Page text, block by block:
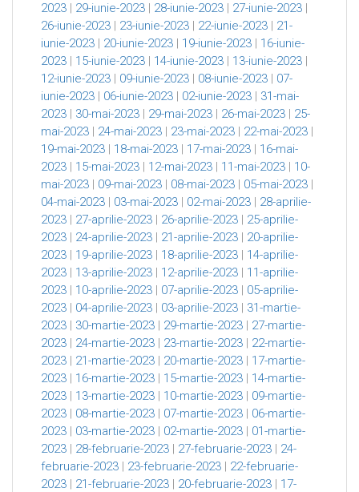
2023 | 29-iunie-2023 | 28-iunie-2023 | 27-iunie-2023 |
26-iunie-2023 | 23-iunie-2023 | 22-iunie-2023 | 21-
iunie-2023 | 20-iunie-2023 | 19-iunie-2023 | 16-iunie-
2023 | 15-iunie-2023 | 14-iunie-2023 | 13-iunie-2023 |
12-iunie-2023 | 09-iunie-2023 | 08-iunie-2023 | 07-
iunie-2023 | 06-iunie-2023 | 02-iunie-2023 | 31-mai-
2023 | 30-mai-2023 | 29-mai-2023 | 26-mai-2023 | 25-
mai-2023 | 24-mai-2023 | 23-mai-2023 | 22-mai-2023 |
19-mai-2023 | 18-mai-2023 | 17-mai-2023 | 16-mai-
2023 | 15-mai-2023 | 12-mai-2023 | 11-mai-2023 | 10-
mai-2023 | 09-mai-2023 | 08-mai-2023 | 05-mai-2023 |
04-mai-2023 | 03-mai-2023 | 02-mai-2023 | 28-aprilie-
2023 | 27-aprilie-2023 | 26-aprilie-2023 | 25-aprilie-
2023 | 24-aprilie-2023 | 21-aprilie-2023 | 20-aprilie-
2023 | 19-aprilie-2023 | 18-aprilie-2023 | 14-aprilie-
2023 | 13-aprilie-2023 | 12-aprilie-2023 | 11-aprilie-
2023 | 10-aprilie-2023 | 07-aprilie-2023 | 05-aprilie-
2023 | 04-aprilie-2023 | 03-aprilie-2023 | 31-martie-
2023 | 30-martie-2023 | 29-martie-2023 | 27-martie-
2023 | 24-martie-2023 | 23-martie-2023 | 22-martie-
2023 | 21-martie-2023 | 20-martie-2023 | 17-martie-
2023 | 16-martie-2023 | 15-martie-2023 | 14-martie-
2023 | 13-martie-2023 | 10-martie-2023 | 09-martie-
2023 | 08-martie-2023 | 07-martie-2023 | 06-martie-
2023 | 03-martie-2023 | 02-martie-2023 | 01-martie-
2023 | 28-februarie-2023 | 27-februarie-2023 | 24-
februarie-2023 | 23-februarie-2023 | 22-februarie-
2023 | 21-februarie-2023 | 20-februarie-2023 | 17-